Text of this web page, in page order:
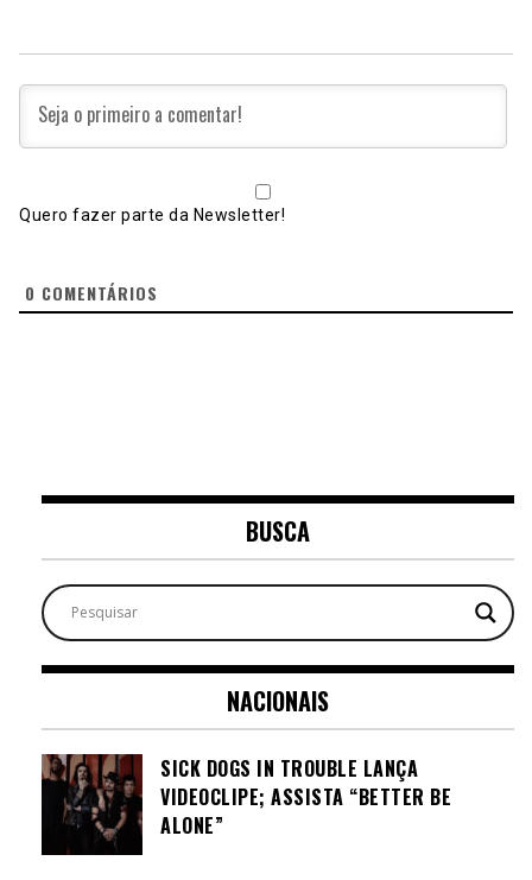
Quero fazer parte da Newsletter!
0 COMENTÁRIOS
BUSCA
NACIONAIS
SICK DOGS IN TROUBLE LANÇA
VIDEOCLIPE; ASSISTA “BETTER BE
ALONE”